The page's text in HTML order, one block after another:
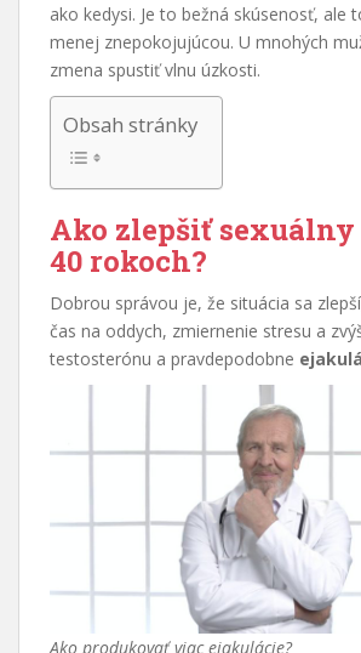
ako kedysi. Je to bežná skúsenosť, ale
menej znepokojujúcou. U mnohých
zmena spustiť vlnu úzkosti.
Obsah stránky
Ako zlepšiť
40 rokoch?
Dobrou správou je, že situácia sa
čas na oddych, zmiernenie stresu a
testosterónu a pravdepodobne
Ako produkovať viac ejakulácie?